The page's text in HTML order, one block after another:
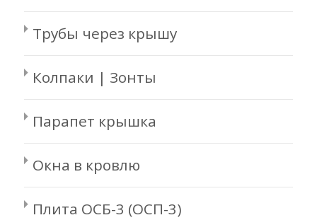
Трубы через крышу
Колпаки | Зонты
Парапет крышка
Окна в кровлю
Плита ОСБ-3 (ОСП-3)